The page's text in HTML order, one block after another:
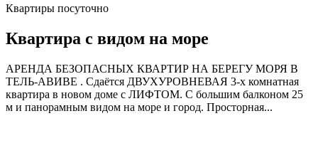
Квартиры посуточно
Квартира с видом на море
АРЕНДА БЕЗОПАСНЫХ КВАРТИР НА БЕРЕГУ МОРЯ В
ТЕЛЬ-АВИВЕ . Сдаётся ДВУХУРОВНЕВАЯ 3-х комнатная
квартира в новом доме с ЛИФТОМ. С большим балконом 25
м и панорамным видом на море и город. Просторная...